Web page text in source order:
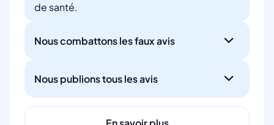
de santé.
Nous combattons les faux avis
Nous publions tous les avis